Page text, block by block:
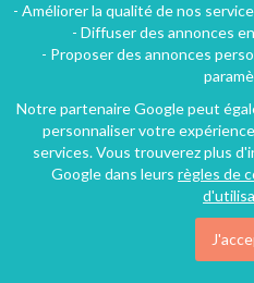
400€/nuit
- Améliorer la qualité de nos
- Diffuser des annonces
- Proposer des annonces
Notre partenaire Google peut
personnaliser votre
services. Vous trouverez plus
Google dans leurs règles de